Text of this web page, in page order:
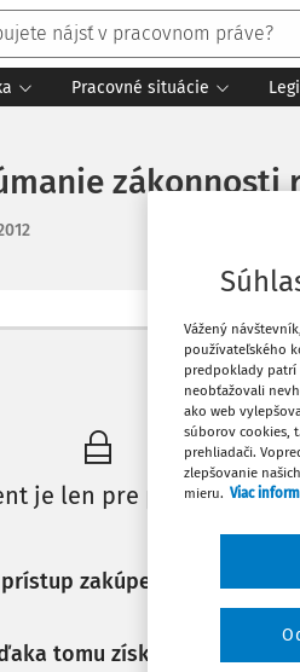
Pracovné situácie
zákonnosti
Máte
je len pre predplatiteľov
zakúpením
tomu získate aj:
Vážený
používateľského
predpoklady patrí
neobťažovali
ako web
súborov cookies,
prehliadači.
zlepšovanie
mieru. Viac